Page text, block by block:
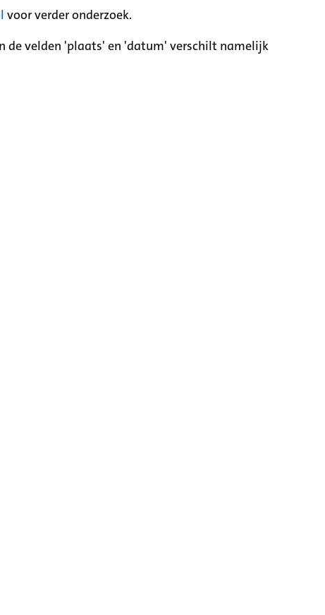
voor verder onderzoek.
de velden 'plaats' en 'datum' verschilt namelijk